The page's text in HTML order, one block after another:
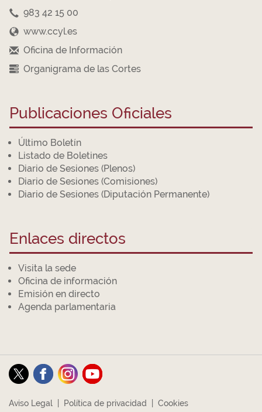
983 42 15 00
www.ccyl.es
Oficina de Información
Organigrama de las Cortes
Publicaciones Oficiales
Último Boletín
Listado de Boletines
Diario de Sesiones (Plenos)
Diario de Sesiones (Comisiones)
Diario de Sesiones (Diputación Permanente)
Enlaces directos
Visita la sede
Oficina de información
Emisión en directo
Agenda parlamentaria
Aviso Legal Política de privacidad
Cookies